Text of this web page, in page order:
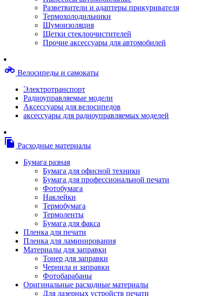
Степлерные скобы, скрепки
Термопленки
Термоузлы/печки/тэны
Тормозные площадки
Узлы/комплекты переноса изображений
Шлейфы
Баллоны со сжатым воздухом
Салфетки для чистки оргтехники
Скотч, фломастеры
Чистящие спреи, жидкости и пены
Картриджи для специализированных
Другие картриджи и твердые чернила
Картриджи и твердые чернила
Картриджи матричные, чернила
Расходные материалы для профессиональной
печати
Электрика
Изделия для прокладки кабеля и
Арматура кабельная/изоляционные
материалы
Гильза соединительная для
алюминиевых проводников под
опрессовку
проводников под опрессовку
Разветвители и адаптеры прикуривателя
Термохолодильники
Шумоизоляция
Щетки стеклоочистителей
Прочие аксессуары для автомобилей
motorcycle Велосипеды и самокаты
Электротранспорт
Радиоуправляемые модели
Аксессуары для велосипедов
аксессуары для радиоуправляемых моделей
file_copy Расходные материалы
Бумага разная
Бумага для офисной техники
Бумага для профессиональной печати
Фотобумага
Наклейки
Термобумага
Термоленты
Бумага для факса
Пленка для печати
Пленка для ламинирования
Материалы для заправки
Тонер для заправки
Чернила и заправки
Фотобарабаны
Оригинальные расходные материалы
Для лазерных устройств печати